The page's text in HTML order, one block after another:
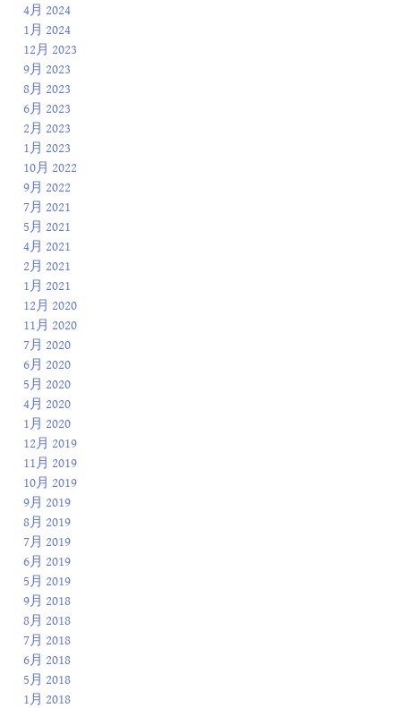
4月 2024
1月 2024
12月 2023
9月 2023
8月 2023
6月 2023
2月 2023
1月 2023
10月 2022
9月 2022
7月 2021
5月 2021
4月 2021
2月 2021
1月 2021
12月 2020
11月 2020
7月 2020
6月 2020
5月 2020
4月 2020
1月 2020
12月 2019
11月 2019
10月 2019
9月 2019
8月 2019
7月 2019
6月 2019
5月 2019
9月 2018
8月 2018
7月 2018
6月 2018
5月 2018
1月 2018